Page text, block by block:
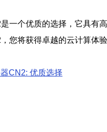
一个优质的选择，它具有
您将获得卓越的云计算体验
CN2: 优质选择